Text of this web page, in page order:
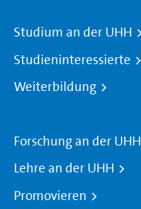
Studium an der UHH
Studieninteressierte
Weiterbildung
Forschung an der UHH
Lehre an der UHH
Promovieren